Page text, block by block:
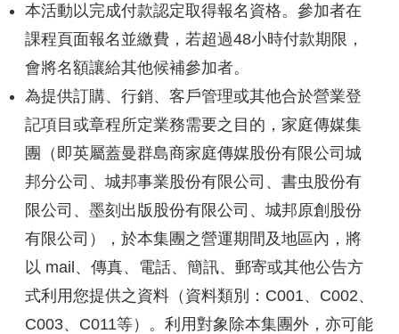
本活動以完成付款認定取得報名資格。參加者在
課程頁面報名並繳費，若超過48小時付款期限，
會將名額讓給其他候補參加者。
為提供訂購、行銷、客戶管理或其他合於營業登
記項目或章程所定業務需要之目的，家庭傳媒集
團（即英屬蓋曼群島商家庭傳媒股份有限公司城
邦分公司、城邦事業股份有限公司、書虫股份有
限公司、墨刻出版股份有限公司、城邦原創股份
有限公司），於本集團之營運期間及地區內，將
以 mail、傳真、電話、簡訊、郵寄或其他公告方
式利用您提供之資料（資料類別：C001、C002、
C003、C011等）。利用對象除本集團外，亦可能